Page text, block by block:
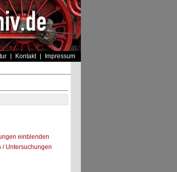
Kontakt Impressum
einblenden
/ Untersuchungen